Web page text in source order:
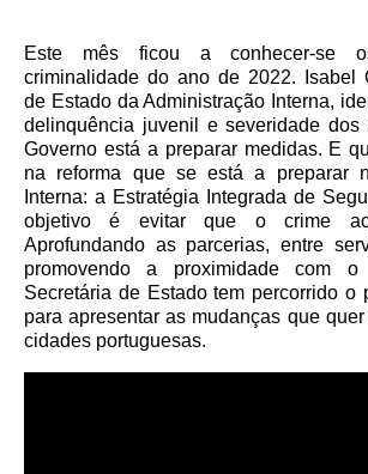
Este mês ficou a conhecer-se
criminalidade do ano de 2022. Isabel
de Estado da Administração Interna,
delinquência juvenil e severidade
Governo está a preparar medidas. E
na reforma que se está a preparar
Interna: a Estratégia Integrada de
objetivo é evitar que o crime
Aprofundando as parcerias, entre
promovendo a proximidade com
Secretária de Estado tem percorrido o
para apresentar as mudanças que
cidades portuguesas.